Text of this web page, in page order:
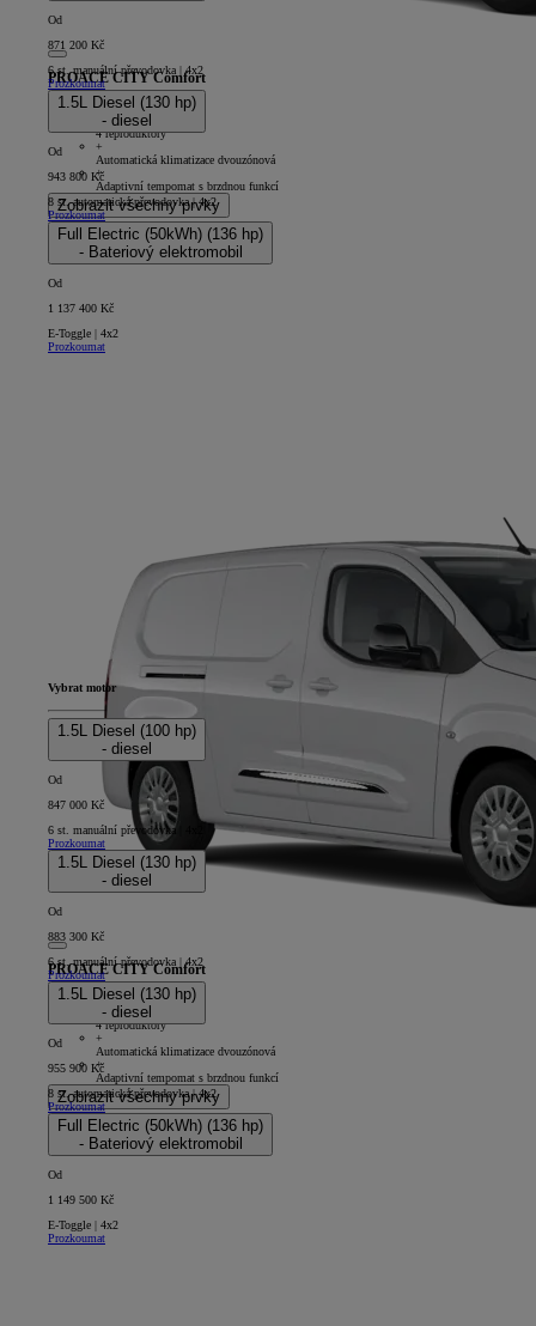
PROACE CITY Comfort
4D - Panel Van Long
+
4 reproduktory
+
Automatická klimatizace dvouzónová
+
Adaptivní tempomat s brzdnou funkcí
Zobrazit všechny prvky
Od
871 200 Kč
6 st. manuální převodovka | 4x2
Prozkoumat
1.5L Diesel (130 hp)
- diesel
Od
943 800 Kč
8 st. automatická převodovka | 4x2
Prozkoumat
Full Electric (50kWh) (136 hp)
- Bateriový elektromobil
Od
1 137 400 Kč
E-Toggle | 4x2
Prozkoumat
PROACE CITY Comfort
5D - Panel Van Long
+
4 reproduktory
+
Automatická klimatizace dvouzónová
+
Adaptivní tempomat s brzdnou funkcí
Zobrazit všechny prvky
Vybrat motor
1.5L Diesel (100 hp)
- diesel
Od
847 000 Kč
6 st. manuální převodovka | 4x2
Prozkoumat
1.5L Diesel (130 hp)
- diesel
Od
883 300 Kč
6 st. manuální převodovka | 4x2
Prozkoumat
1.5L Diesel (130 hp)
- diesel
Od
955 900 Kč
8 st. automatická převodovka | 4x2
Prozkoumat
Full Electric (50kWh) (136 hp)
- Bateriový elektromobil
Od
1 149 500 Kč
E-Toggle | 4x2
Prozkoumat